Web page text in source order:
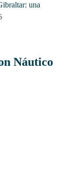
Náutico
una